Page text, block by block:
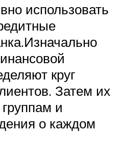
использовать
круг
Затем их
и
о каждом